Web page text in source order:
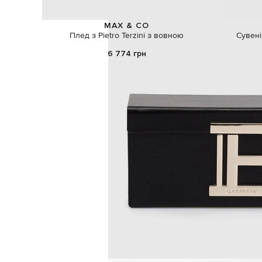
MAX & CO
Плед з Pietro Terzini з вовною
6 774 грн